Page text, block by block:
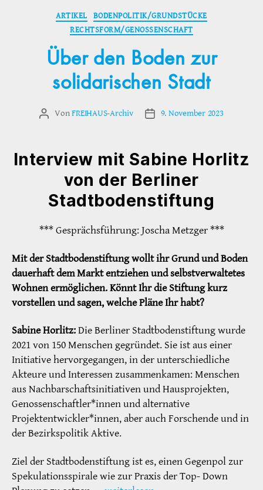
Kategorien
ARTIKEL
BODENPOLITIK/GRUNDSTÜCKE
RECHTSFORM/GENOSSENSCHAFT
Über den Boden zur
solidarischen Stadt
Beitragsautor
VonFREIHAUS-Archiv Veröffentlichungsdatum
9. November 2023
Interview mit Sabine Horlitz
von der Berliner
Stadtbodenstiftung
*** Gesprächsführung: Joscha Metzger ***
Mit der Stadtbodenstiftung wollt ihr Grund und Boden
dauerhaft dem Markt entziehen und selbstverwaltetes
Wohnen ermöglichen. Könnt Ihr die Stiftung kurz
vorstellen und sagen, welche Pläne Ihr habt?
Sabine Horlitz:Die Berliner Stadtbodenstiftung wurde
2021 von 150 Menschen gegründet. Sie ist aus einer
Initiative hervorgegangen, in der unterschied­liche
Akteure und Interessen zusammenkamen: Menschen
aus Nachbarschaftsinitiativen und Haus­projekten,
Genossenschaftler*innen und alternative
Projektentwickler*innen, aber auch Forschende und in
der Bezirkspolitik Aktive.
Ziel der Stadtbodenstiftung ist es, einen Gegen­pol zur
Spekulationsspirale wie zur Praxis der Top- Down